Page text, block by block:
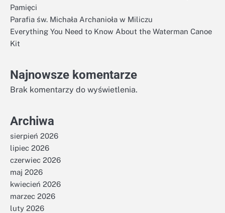
Pamięci
Parafia św. Michała Archanioła w Miliczu
Everything You Need to Know About the Waterman Canoe
Kit
Najnowsze komentarze
Brak komentarzy do wyświetlenia.
Archiwa
sierpień 2026
lipiec 2026
czerwiec 2026
maj 2026
kwiecień 2026
marzec 2026
luty 2026